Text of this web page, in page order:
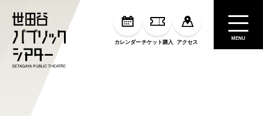
カレンダーチケット購入 アクセス
MENU